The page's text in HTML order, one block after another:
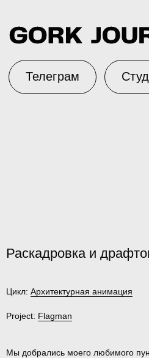
Раскадровка и
Цикл: Архитектурная анимация
Project: Flagman
Мы добрались моего любимого